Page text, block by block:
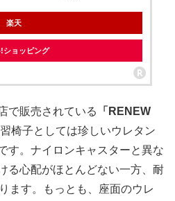
楽天
ショッピング
で販売されている
「RENEW
椅子としては珍しいウレタン
す。ナイロンキャスターと異な
る心配がほとんどない一方、耐
ます。もっとも、座面のウレ